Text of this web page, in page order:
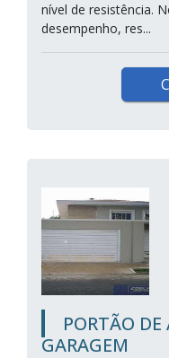
nível de resistência.
desempenho, res...
PORTÃO
GARAGEM